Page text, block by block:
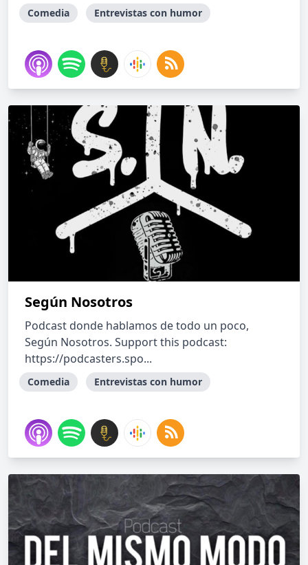
Comedia Entrevistas con humor
Según Nosotros
Podcast donde hablamos de todo un poco,
Según Nosotros. Support this podcast:
https://podcasters.spo...
Comedia Entrevistas con humor